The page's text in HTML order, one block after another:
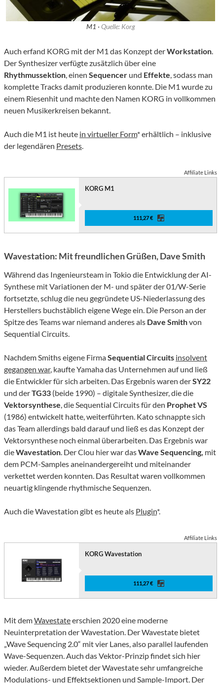
M1 · Quelle: Korg
Auch erfand KORG mit der M1 das Konzept derWorkstation
Der Synthesizer verfügte zusätzlich über eine
Rhythmussektion , einen Sequencer und Effekte , sodass man
komplette Tracks damit produzieren konnte. Die M1 wurde zu
einem Riesenhit und machte den Namen KORG in vollkommen
neuen Musikerkreisen bekannt.
Auch die M1 ist heute in virtueller Form* erhältlich – inklusive
der legendären Presets
Affiliate Links
KORG M1
111,27 €
Wavestation: Mit freundlichen Grüßen, Dave Smith
Während das Ingenieursteam in Tokio die Entwicklung der AI-
Synthese mit Variationen der M- und später der 01/W-Serie
fortsetzte, schlug die neu gegründete US-Niederlassung des
Herstellers buchstäblich eigene Wege ein. Die Person an der
Spitze des Teams war niemand anderes als Dave Smithvon
Sequential Circuits.
Nachdem Smiths eigene FirmaSequential Circuits insolvent
gegangen war, kaufte Yamaha das Unternehmen auf und ließ
die Entwickler für sich arbeiten. Das Ergebnis waren derSY22
und derTG33 (beide 1990) – digitale Synthesizer, die die
Vektorsynthese , die Sequential Circuits für den Prophet VS
(1986) entwickelt hatte, weiterführten. Kato schnappte sich
das Team allerdings bald darauf und ließ es das Konzept der
Vektorsynthese noch einmal überarbeiten. Das Ergebnis war
dieWavestation . Der Clou hier war dasWave Sequencing, mit
dem PCM-Samples aneinandergereiht und miteinander
verkettet werden konnten. Das Resultat waren vollkommen
neuartig klingende rhythmische Sequenzen.
Auch die Wavestation gibt es heute als Plugin*.
Affiliate Links
KORG Wavestation
111,27 €
Mit demWavestateerschien 2020 eine moderne
Neuinterpretation der Wavestation. Der Wavestate bietet
„Wave Sequencing 2.0“ mit vier Lanes, also parallel laufenden
Wave-Sequenzen. Auch das Vektor-Prinzip findet sich hier
wieder. Außerdem bietet der Wavestate sehr umfangreiche
Modulations- und Effektsektionen und Sample-Import. Der